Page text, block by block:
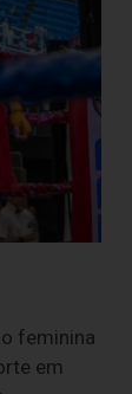
feminina
em